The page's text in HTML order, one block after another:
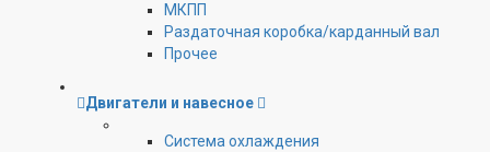
МКПП
Раздаточная коробка/карданный вал
Прочее
Двигатели и навесное
Cистема охлаждения